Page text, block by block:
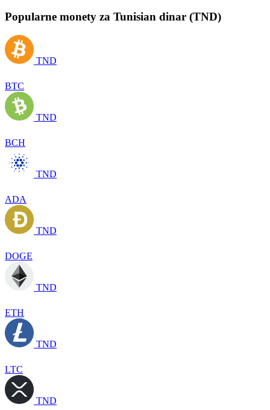
Popularne monety za Tunisian dinar (TND)
TND
BTC
TND
BCH
TND
ADA
TND
DOGE
TND
ETH
TND
LTC
TND